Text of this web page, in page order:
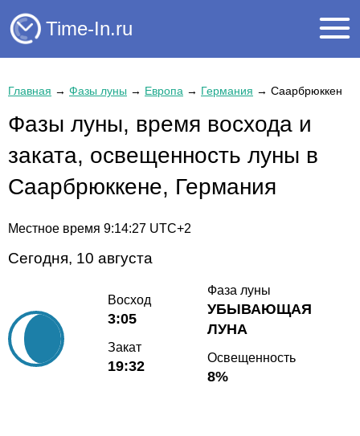
Time-In.ru
Главная → Фазы луны → Европа → Германия → Саарбрюккен
Фазы луны, время восхода и
заката, освещенность луны в
Саарбрюккене, Германия
Местное время 9:14:27 UTC+2
Сегодня, 10 августа
Восход
3:05
Закат
19:32
Фаза луны
УБЫВАЮЩАЯ
ЛУНА
Освещенность
8%